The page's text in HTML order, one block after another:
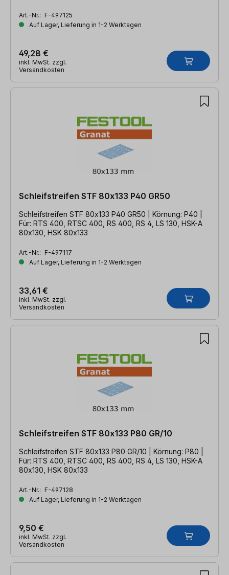
Art.-Nr.: F-497125
Auf Lager, Lieferung in 1-2 Werktagen
49,28 €
inkl. MwSt. zzgl.
Versandkosten
Schleifstreifen STF 80x133 P40 GR50
Schleifstreifen STF 80x133 P40 GR50 | Körnung: P40 |
Für: RTS 400, RTSC 400, RS 400, RS 4, LS 130, HSK-A
80x130, HSK 80x133
Art.-Nr.: F-497117
Auf Lager, Lieferung in 1-2 Werktagen
33,61 €
inkl. MwSt. zzgl.
Versandkosten
Schleifstreifen STF 80x133 P80 GR/10
Schleifstreifen STF 80x133 P80 GR/10 | Körnung: P80 |
Für: RTS 400, RTSC 400, RS 400, RS 4, LS 130, HSK-A
80x130, HSK 80x133
Art.-Nr.: F-497128
Auf Lager, Lieferung in 1-2 Werktagen
9,50 €
inkl. MwSt. zzgl.
Versandkosten